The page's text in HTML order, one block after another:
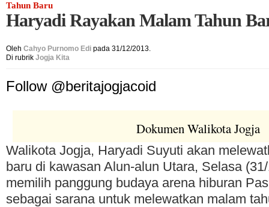
Tahun Baru
Haryadi Rayakan Malam Tahun
Oleh Cahyo Purnomo Edi pada 31/12/2013.
Di rubrik Jogja Kita
Follow @beritajogjacoid
Dokumen Walikota Jogja
Walikota Jogja, Haryadi Suyuti akan
baru di kawasan Alun-alun Utara, Selasa
memilih panggung budaya arena hiburan
sebagai sarana untuk melewatkan malam